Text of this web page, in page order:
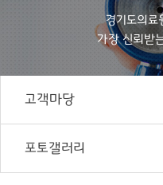
경기도의료
가장 신뢰받
고객마당
포토갤러리